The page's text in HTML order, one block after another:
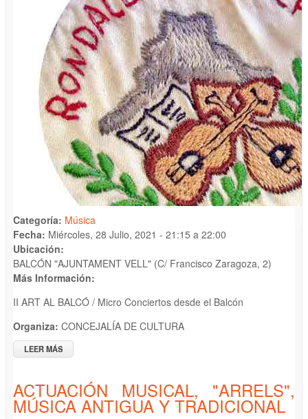
Categoría: Música
Fecha: Miércoles, 28 Julio, 2021 - 21:15 a 22:00
Ubicación:
BALCÓN "AJUNTAMENT VELL" (C/ Francisco Zaragoza, 2)
Más Información:
II ART AL BALCÓ / Micro Conciertos desde el Balcón
Organiza: CONCEJALÍA DE CULTURA
LEER MÁS
ACTUACIÓN MUSICAL, "ARRELS",
MÚSICA ANTIGUA Y TRADICIONAL